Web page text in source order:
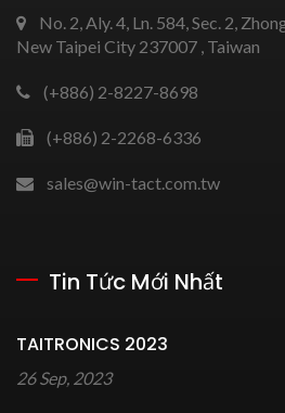
No. 2, Aly. 4, Ln. 584, Sec. 2,
New Taipei City 237007 , Taiwan
(+886) 2-8227-8698
(+886) 2-2268-6336
sales@win-tact.com.tw
Tin Tức Mới Nhất
TAITRONICS 2023
26 Sep, 2023